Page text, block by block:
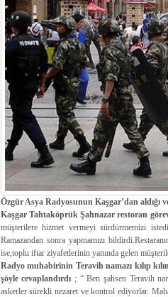
Özgür Asya Radyosunun Kaşgar’dan aldığı
Kaşgar Tahtaköprük Şahnazar restoran
müşterilere hizmet vermeyi sürdürmemizi
Ramazandan sonra yapmamızı
ise,toplu iftar ziyafetlerinin yanında gelen
Radyo muhabirinin Teravih namazı kılıp
şöyle cevaplandırdı ; “ Ben şahsen Teravih
askerler sürekli nezaret ve kontrol ediyorlar.